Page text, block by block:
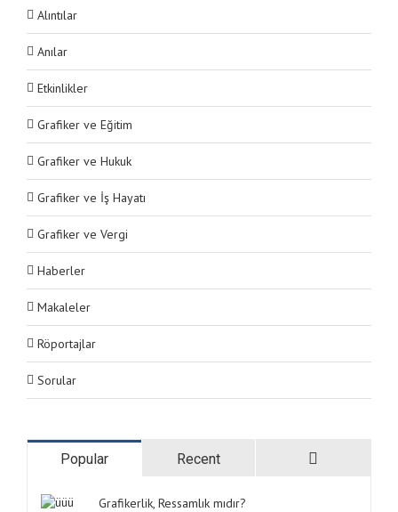
Alıntılar
Anılar
Etkinlikler
Grafiker ve Eğitim
Grafiker ve Hukuk
Grafiker ve İş Hayatı
Grafiker ve Vergi
Haberler
Makaleler
Röportajlar
Sorular
Popular Recent
Grafikerlik, Ressamlık mıdır?